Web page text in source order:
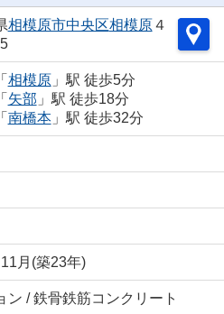
相模原市中央区相模原４
「 相模原」駅 徒歩5分
「 矢部 」駅 徒歩18分
「 南橋本」駅 徒歩32分
月(築23年)
ン / 鉄骨鉄筋コンクリート